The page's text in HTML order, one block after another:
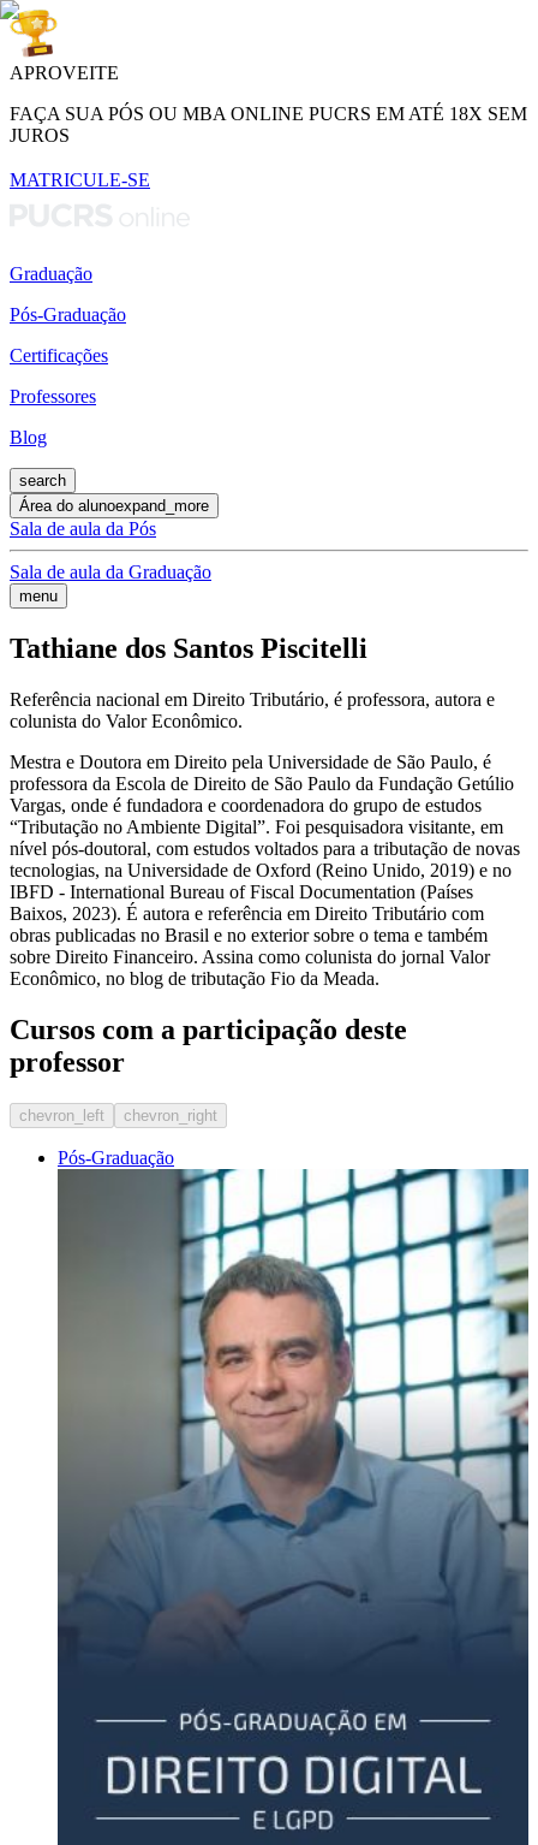
APROVEITE
FAÇA SUA PÓS OU MBA ONLINE PUCRS EM ATÉ 18X SEM
JUROS
MATRICULE-SE
Graduação
Pós-Graduação
Certificações
Professores
Blog
search
Área do alunoexpand_more
Sala de aula da Pós
Sala de aula da Graduação
menu
Tathiane dos Santos Piscitelli
Referência nacional em Direito Tributário, é professora, autora e
colunista do Valor Econômico.
Mestra e Doutora em Direito pela Universidade de São Paulo, é
professora da Escola de Direito de São Paulo da Fundação Getúlio
Vargas, onde é fundadora e coordenadora do grupo de estudos
“Tributação no Ambiente Digital”. Foi pesquisadora visitante, em
nível pós-doutoral, com estudos voltados para a tributação de novas
tecnologias, na Universidade de Oxford (Reino Unido, 2019) e no
IBFD - International Bureau of Fiscal Documentation (Países
Baixos, 2023). É autora e referência em Direito Tributário com
obras publicadas no Brasil e no exterior sobre o tema e também
sobre Direito Financeiro. Assina como colunista do jornal Valor
Econômico, no blog de tributação Fio da Meada.
Cursos com a participação deste
professor
chevron_left chevron_right
Pós-Graduação